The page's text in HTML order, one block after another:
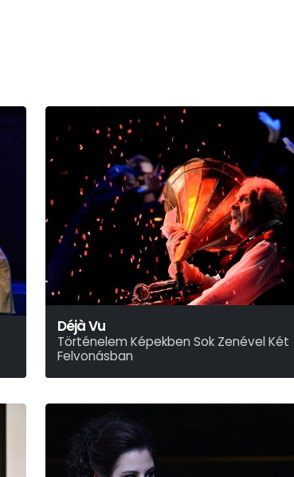
Déjà Vu
Történelem Képekben Sok Zenével Két
Felvonásban
Ari-Nagy Barbara – Bodor Johanna – Szabó Máté